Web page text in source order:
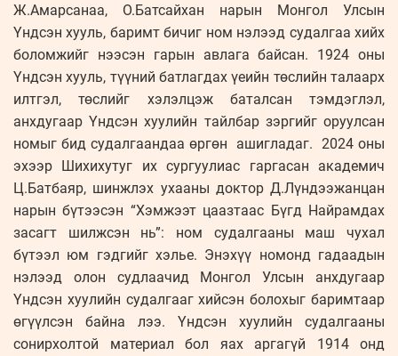
Ж.Амарсанаа, О.Батсайхан нарын Монгол Улсын
Үндсэн хууль, баримт бичиг ном нэлээд судалгаа хийх
боломжийг нээсэн гарын авлага байсан. 1924 оны
Үндсэн хууль, түүний батлагдах үеийн төслийн талаарх
илтгэл, төслийг хэлэлцэж баталсан тэмдэглэл,
анхдугаар Үндсэн хуулийн тайлбар зэргийг оруулсан
номыг бид судалгаандаа өргөн ашигладаг. 2024 оны
эхээр Шихихутуг их сургуулиас гаргасан академич
Ц.Батбаяр, шинжлэх ухааны доктор Д.Лүндээжанцан
нарын бүтээсэн “Хэмжээт цаазтаас Бүгд Найрамдах
засагт шилжсэн нь”: ном судалгааны маш чухал
бүтээл юм гэдгийг хэлье. Энэхүү номонд гадаадын
нэлээд олон судлаачид Монгол Улсын анхдугаар
Үндсэн хуулийн судалгааг хийсэн болохыг баримтаар
өгүүлсэн байна лээ. Үндсэн хуулийн судалгааны
сонирхолтой материал бол яах аргагүй 1914 онд